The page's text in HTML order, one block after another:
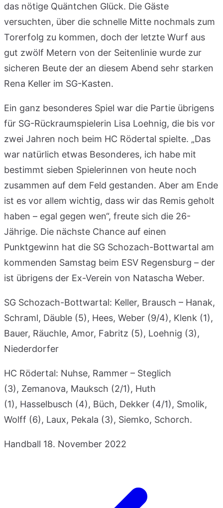
das nötige Quäntchen Glück. Die Gäste
versuchten, über die schnelle Mitte nochmals zum
Torerfolg zu kommen, doch der letzte Wurf aus
gut zwölf Metern von der Seitenlinie wurde zur
sicheren Beute der an diesem Abend sehr starken
Rena Keller im SG-Kasten.
Ein ganz besonderes Spiel war die Partie übrigens
für SG-Rückraumspielerin Lisa Loehnig, die bis vor
zwei Jahren noch beim HC Rödertal spielte. „Das
war natürlich etwas Besonderes, ich habe mit
bestimmt sieben Spielerinnen von heute noch
zusammen auf dem Feld gestanden. Aber am Ende
ist es vor allem wichtig, dass wir das Remis geholt
haben – egal gegen wen“, freute sich die 26-
Jährige. Die nächste Chance auf einen
Punktgewinn hat die SG Schozach-Bottwartal am
kommenden Samstag beim ESV Regensburg – der
ist übrigens der Ex-Verein von Natascha Weber.
SG Schozach-Bottwartal: Keller, Brausch – Hanak,
Schraml, Däuble (5), Hees, Weber (9/4), Klenk (1),
Bauer, Räuchle, Amor, Fabritz (5), Loehnig (3),
Niederdorfer
HC Rödertal: Nuhse, Rammer – Steglich
(3), Zemanova, Mauksch (2/1), Huth
(1), Hasselbusch (4), Büch, Dekker (4/1), Smolik,
Wolff (6), Laux, Pekala (3), Siemko, Schorch.
Handball 18. November 2022